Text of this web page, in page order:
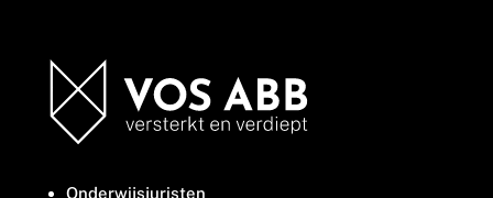
Onderwijsjuristen